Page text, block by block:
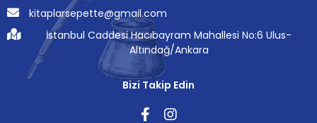
kitaplarsepette@gmail.com
İstanbul Caddesi Hacıbayram Mahallesi No:6 Ulus-
Altındağ/Ankara
Bizi Takip Edin